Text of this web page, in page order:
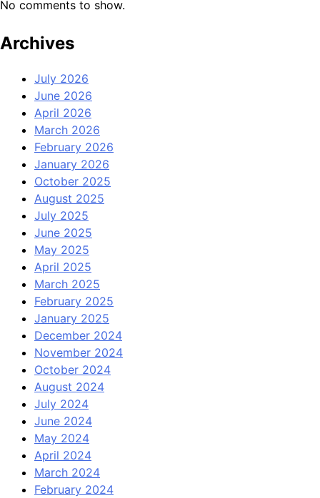
No comments to show.
Archives
July 2026
June 2026
April 2026
March 2026
February 2026
January 2026
October 2025
August 2025
July 2025
June 2025
May 2025
April 2025
March 2025
February 2025
January 2025
December 2024
November 2024
October 2024
August 2024
July 2024
June 2024
May 2024
April 2024
March 2024
February 2024